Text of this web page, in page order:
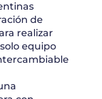
de
realizar
equipo